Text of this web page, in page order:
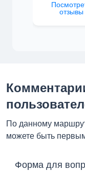
отзывы
По данному
можете быть
Форма для